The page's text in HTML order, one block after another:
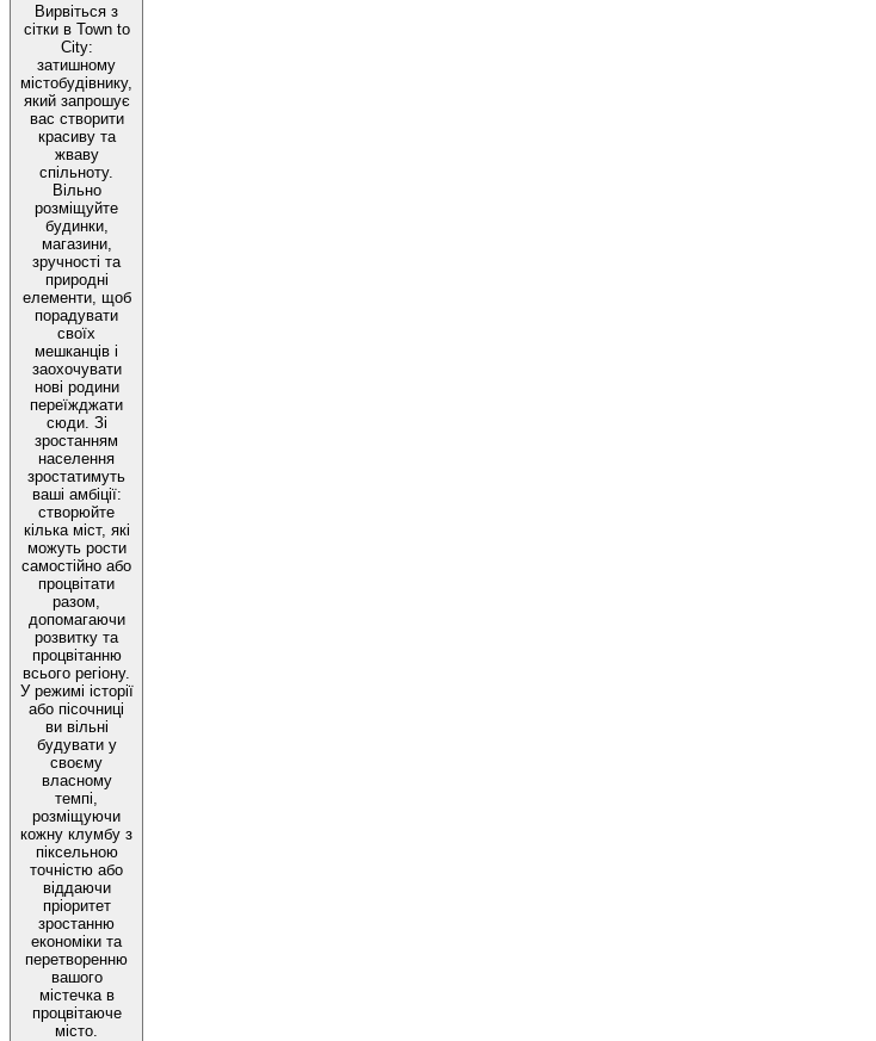
Вирвіться з
сітки в Town to
City:
затишному
містобудівнику,
який запрошує
вас створити
красиву та
жваву
спільноту.
Вільно
розміщуйте
будинки,
магазини,
зручності та
природні
елементи, щоб
порадувати
своїх
мешканців і
заохочувати
нові родини
переїжджати
сюди. Зі
зростанням
населення
зростатимуть
ваші амбіції:
створюйте
кілька міст, які
можуть рости
самостійно або
процвітати
разом,
допомагаючи
розвитку та
процвітанню
всього регіону.
У режимі історії
або пісочниці
ви вільні
будувати у
своєму
власному
темпі,
розміщуючи
кожну клумбу з
піксельною
точністю або
віддаючи
пріоритет
зростанню
економіки та
перетворенню
вашого
містечка в
процвітаюче
місто.